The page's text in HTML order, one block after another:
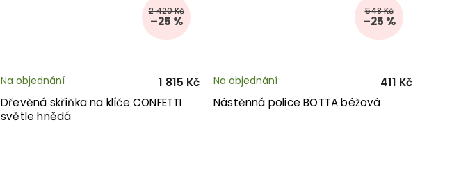
2 420 Kč
–25 %
Dřevěná skříňka na klíče CONFETTI
světle hnědá
Na objednání 1 815 Kč
548 Kč
–25 %
Nástěnná police BOTTA béžová
Na objednání 411 Kč